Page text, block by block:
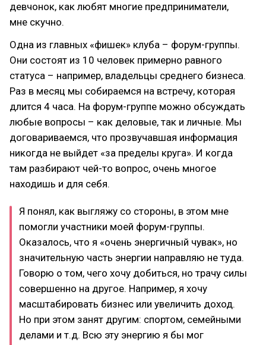
девчонок, как любят многие предприниматели,
мне скучно.
Одна из главных «фишек» клуба – форум-группы.
Они состоят из 10 человек примерно равного
статуса – например, владельцы среднего бизнеса.
Раз в месяц мы собираемся на встречу, которая
длится 4 часа. На форум-группе можно обсуждать
любые вопросы – как деловые, так и личные. Мы
договариваемся, что прозвучавшая информация
никогда не выйдет «за пределы круга». И когда
там разбирают чей-то вопрос, очень многое
находишь и для себя.
Я понял, как выгляжу со стороны, в этом мне
помогли участники моей форум-группы.
Оказалось, что я «очень энергичный чувак», но
значительную часть энергии направляю не туда.
Говорю о том, чего хочу добиться, но трачу силы
совершенно на другое. Например, я хочу
масштабировать бизнес или увеличить доход.
Но при этом занят другим: спортом, семейными
делами и т.д. Всю эту энергию я бы мог